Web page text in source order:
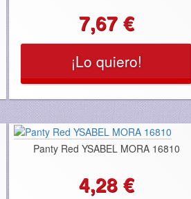
7,67 €
¡Lo quiero!
Panty Red YSABEL MORA 16810
4,28 €